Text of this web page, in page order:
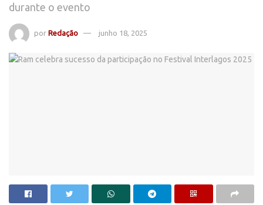
durante o evento
por Redação junho 18, 2025